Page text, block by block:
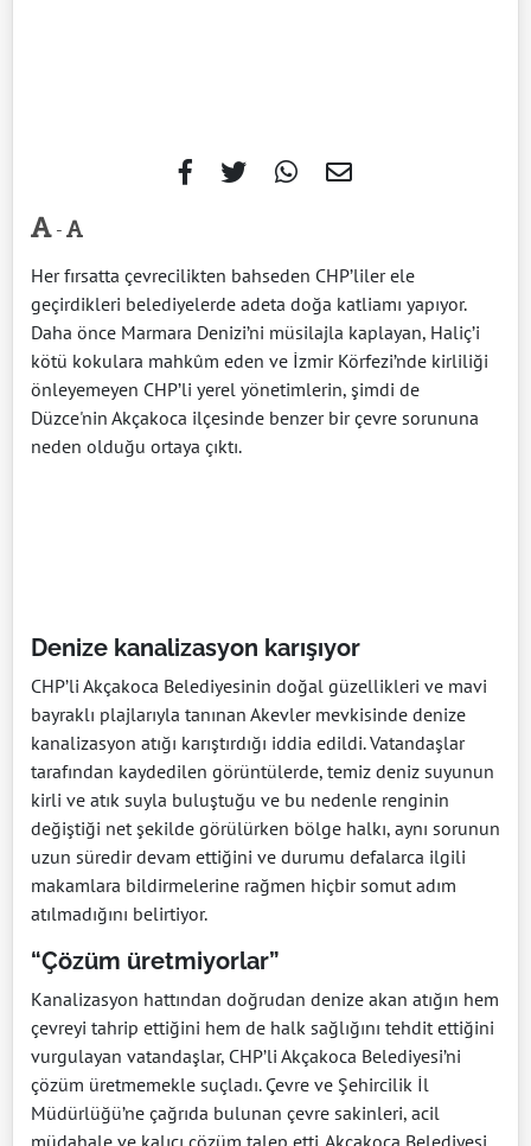
-
Her fırsatta çevrecilikten bahseden CHP’liler ele
geçirdikleri belediyelerde adeta doğa katliamı yapıyor.
Daha önce Marmara Denizi’ni müsilajla kaplayan, Haliç’i
kötü kokulara mahkûm eden ve İzmir Körfezi’nde kirliliği
önleyemeyen CHP’li yerel yönetimlerin, şimdi de
Düzce'nin Akçakoca ilçesinde benzer bir çevre sorununa
neden olduğu ortaya çıktı.
Denize kanalizasyon karışıyor
CHP’li Akçakoca Belediyesinin doğal güzellikleri ve mavi
bayraklı plajlarıyla tanınan Akevler mevkisinde denize
kanalizasyon atığı karıştırdığı iddia edildi. Vatandaşlar
tarafından kaydedilen görüntülerde, temiz deniz suyunun
kirli ve atık suyla buluştuğu ve bu nedenle renginin
değiştiği net şekilde görülürken bölge halkı, aynı sorunun
uzun süredir devam ettiğini ve durumu defalarca ilgili
makamlara bildirmelerine rağmen hiçbir somut adım
atılmadığını belirtiyor.
“Çözüm üretmiyorlar”
Kanalizasyon hattından doğrudan denize akan atığın hem
çevreyi tahrip ettiğini hem de halk sağlığını tehdit ettiğini
vurgulayan vatandaşlar, CHP’li Akçakoca Belediyesi’ni
çözüm üretmemekle suçladı. Çevre ve Şehircilik İl
Müdürlüğü’ne çağrıda bulunan çevre sakinleri, acil
müdahale ve kalıcı çözüm talep etti. Akçakoca Belediyesi